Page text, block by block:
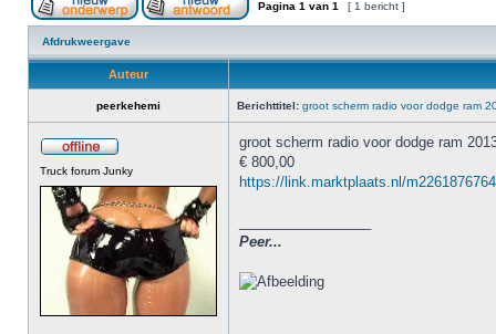
Pagina 1 van 1 [ 1 bericht ]
Afdrukweergave
Auteur
peerkehemi Berichttitel: groot scherm radio voor dodge ram
Truck forum Junky
groot scherm radio voor dodge ram
€ 800,00
https://link.marktplaats.nl/
Peer...